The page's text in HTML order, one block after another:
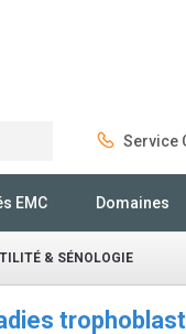
Service
EMC Domaines
& SÉNOLOGIE